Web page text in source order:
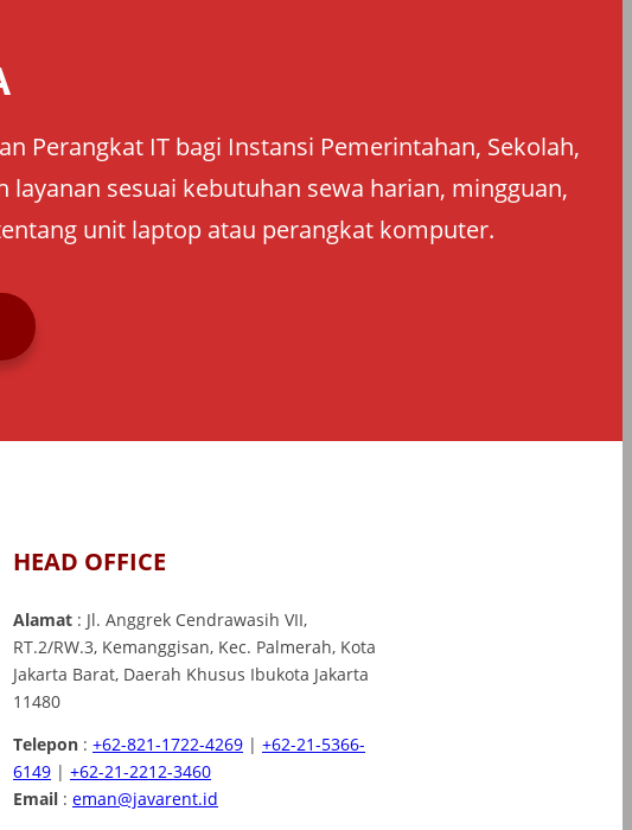
Perangkat IT bagi Instansi Pemerintahan, Sekolah,
layanan sesuai kebutuhan sewa harian, mingguan,
unit laptop atau perangkat komputer.
HEAD OFFICE
Alamat : Jl. Anggrek Cendrawasih VII,
RT.2/RW.3, Kemanggisan, Kec. Palmerah, Kota
Jakarta Barat, Daerah Khusus Ibukota Jakarta
11480
Telepon : +62-821-1722-4269 | +62-21-5366-
6149 | +62-21-2212-3460
Email : eman@javarent.id